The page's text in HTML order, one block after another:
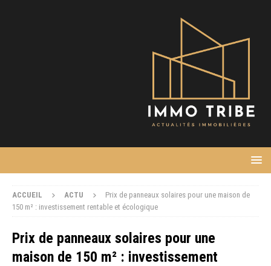
ACCUEIL ACTU
Prix de panneaux solaires pour une maison de
150 m² : investissement rentable et écologique
Prix de panneaux solaires pour une
maison de 150 m² : investissement